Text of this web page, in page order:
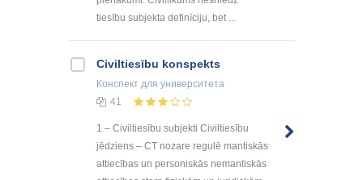
tiesību subjekta definīciju, bet ...
Civiltiesību konspekts
Конспект для университета
41
1 – Civiltiesību subjekti Civiltiesību
jēdziens – CT nozare regulē mantiskās
attiecības un personiskās nemantiskās